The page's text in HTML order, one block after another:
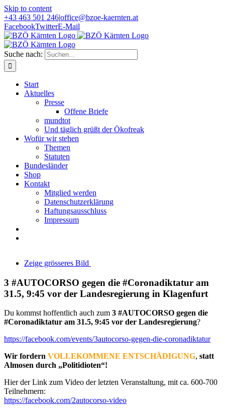
Skip to content
+43 463 501 246|office@bzoe-kaernten.at
FacebookTwitterE-Mail
Suche nach:
Start
Aktuelles
Presse
Offene Briefe
mundtot
Und täglich grüßt der Ökofreak
Wofür wir stehen
Themen
Statuten
Bundesländer
Shop
Kontakt
Mitglied werden
Datenschutzerklärung
Haftungsausschluss
Impressum
Zeige grösseres Bild
3 #AUTOCORSO gegen die #Coronadiktatur am
31.5, 9:45 vor der Landesregierung in Klagenfurt
Du kommst hoffentlich auch zum 3 #AUTOCORSO gegen die
#Coronadiktatur am 31.5, 9:45 vor der Landesregierung?
https://facebook.com/events/3autocorso-gegen-die-coronadiktatur
Wir fordern VOLLEKOMMENE ENTSCHÄDIGUNG, statt
Almosen durch „Politidioten“!
Hier der Link zum Video der letzten Veranstaltung, mit ca. 600-700
Teilnehmern:
https://facebook.com/2autocorso-video